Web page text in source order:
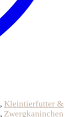
, Kleintierfutter &
, Zwergkaninchen